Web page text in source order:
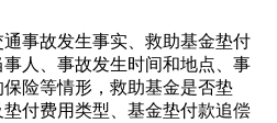
事故发生事实、救助基金垫付
人、事故发生时间和地点、事
险等情形，救助基金是否垫
付费用类型、基金垫付款追偿